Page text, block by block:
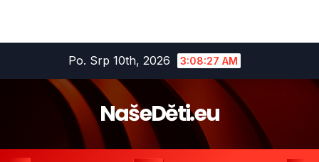
Po. Srp 10th, 2026 3:08:27 AM
NašeDěti.eu